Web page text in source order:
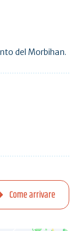
del Morbihan.
Come arrivare